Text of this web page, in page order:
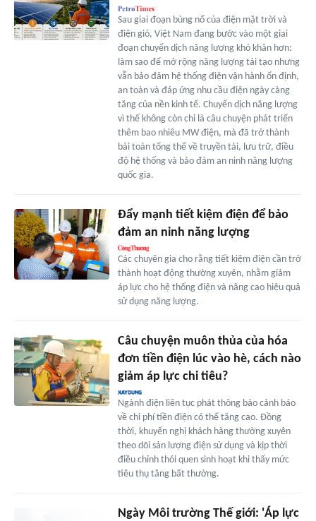
Sau giai đoạn bùng nổ của điện mặt trời và
điện gió, Việt Nam đang bước vào một giai
đoạn chuyển dịch năng lượng khó khăn hơn:
làm sao để mở rộng năng lượng tái tạo nhưng
vẫn bảo đảm hệ thống điện vận hành ổn định,
an toàn và đáp ứng nhu cầu điện ngày càng
tăng của nền kinh tế. Chuyển dịch năng lượng
vì thế không còn chỉ là câu chuyện phát triển
thêm bao nhiêu MW điện, mà đã trở thành
bài toán tổng thể về truyền tải, lưu trữ, điều
độ hệ thống và bảo đảm an ninh năng lượng
quốc gia.
Đẩy mạnh tiết kiệm điện để bảo
đảm an ninh năng lượng
Các chuyên gia cho rằng tiết kiệm điện cần trở
thành hoạt động thường xuyên, nhằm giảm
áp lực cho hệ thống điện và nâng cao hiệu quả
sử dụng năng lượng.
Câu chuyện muôn thủa của hóa
đơn tiền điện lúc vào hè, cách nào
giảm áp lực chi tiêu?
Ngành điện liên tục phát thông báo cảnh báo
về chi phí tiền điện có thể tăng cao. Đồng
thời, khuyến nghị khách hàng thường xuyên
theo dõi sản lượng điện sử dụng và kịp thời
điều chỉnh thói quen sinh hoạt khi thấy mức
tiêu thụ tăng bất thường.
Ngày Môi trường Thế giới: 'Áp lực